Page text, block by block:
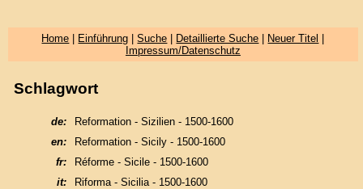
Home Einführung |Suche Detaillierte Suche Neuer Titel
Impressum/Datenschutz
Schlagwort
de:
Reformation - Sizilien - 1500-1600
en:
Reformation - Sicily - 1500-1600
fr:
Réforme - Sicile - 1500-1600
it:
Riforma - Sicilia - 1500-1600